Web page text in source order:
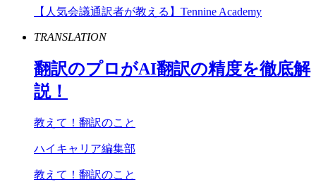
【人気会議通訳者が教える】Tennine Academy
TRANSLATION
翻訳のプロがAI翻訳の精度を徹底解
説！
教えて！翻訳のこと
ハイキャリア編集部
教えて！翻訳のこと